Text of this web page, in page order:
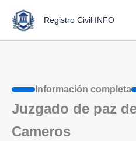
contenido
Registro Civil INFO
Información completa
Juzgado de paz
Cameros